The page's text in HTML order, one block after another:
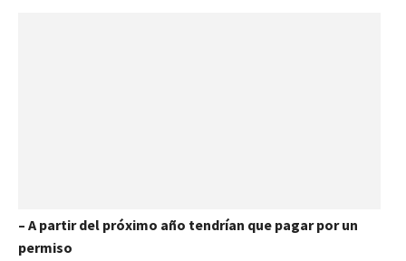
– A partir del próximo año tendrían que pagar por un
permiso